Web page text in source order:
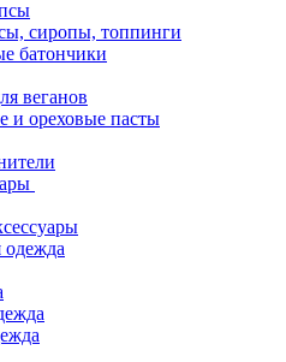
сиропы, топпинги
батончики
веганов
и ореховые пасты
одежда